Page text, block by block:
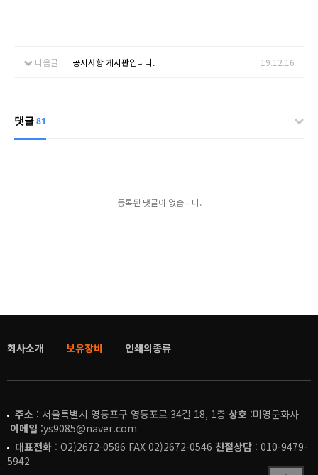
다음글 공지사항 게시판입니다. 19.12.16
댓글81
등록된 댓글이 없습니다.
회사소개 보유장비 인쇄의종류
주소 : 서울특별시 영등포구 영등포로 34길 18, 1층 상호 :미영문화사
이메일 :ys9085@naver.com
대표전화 : O2)2672-0586 FAX 02)2672-0546 친절상담 : 010-9479-
5942